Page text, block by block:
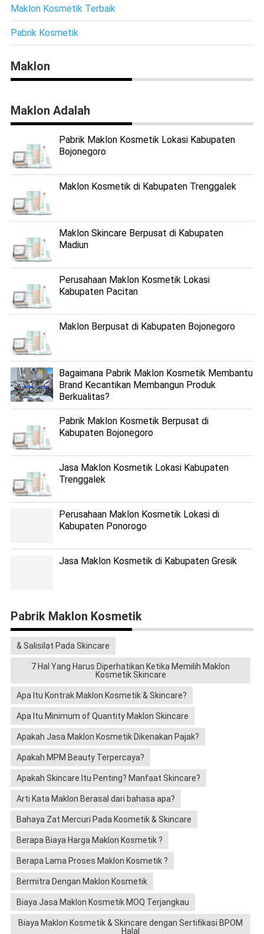
Maklon Kosmetik Terbaik
Pabrik Kosmetik
Maklon
Maklon Adalah
Pabrik Maklon Kosmetik Lokasi Kabupaten
Bojonegoro
Maklon Kosmetik di Kabupaten Trenggalek
Maklon Skincare Berpusat di Kabupaten
Madiun
Perusahaan Maklon Kosmetik Lokasi
Kabupaten Pacitan
Maklon Berpusat di Kabupaten Bojonegoro
Bagaimana Pabrik Maklon Kosmetik Membantu
Brand Kecantikan Membangun Produk
Berkualitas?
Pabrik Maklon Kosmetik Berpusat di
Kabupaten Bojonegoro
Jasa Maklon Kosmetik Lokasi Kabupaten
Trenggalek
Perusahaan Maklon Kosmetik Lokasi di
Kabupaten Ponorogo
Jasa Maklon Kosmetik di Kabupaten Gresik
Pabrik Maklon Kosmetik
& Salisilat Pada Skincare
7 Hal Yang Harus Diperhatikan Ketika Memilih Maklon
Kosmetik Skincare
Apa Itu Kontrak Maklon Kosmetik & Skincare?
Apa Itu Minimum of Quantity Maklon Skincare
Apakah Jasa Maklon Kosmetik Dikenakan Pajak?
Apakah MPM Beauty Terpercaya?
Apakah Skincare Itu Penting? Manfaat Skincare?
Arti Kata Maklon Berasal dari bahasa apa?
Bahaya Zat Mercuri Pada Kosmetik & Skincare
Berapa Biaya Harga Maklon Kosmetik ?
Berapa Lama Proses Maklon Kosmetik ?
Bermitra Dengan Maklon Kosmetik
Biaya Jasa Maklon Kosmetik MOQ Terjangkau
Biaya Maklon Kosmetik & Skincare dengan Sertifikasi BPOM
Halal